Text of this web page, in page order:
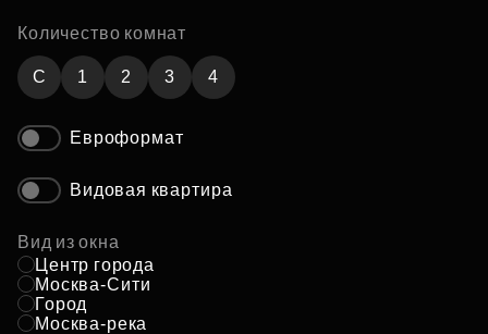
Количество комнат
C 1 2 3 4
Евроформат
Видовая квартира
Вид из окна
Центр города
Москва-Сити
Город
Москва-река